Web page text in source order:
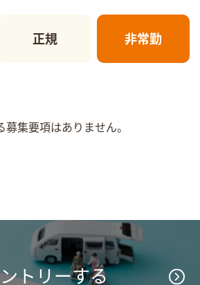
正規 非常勤
募集要項はありません。
トリーする